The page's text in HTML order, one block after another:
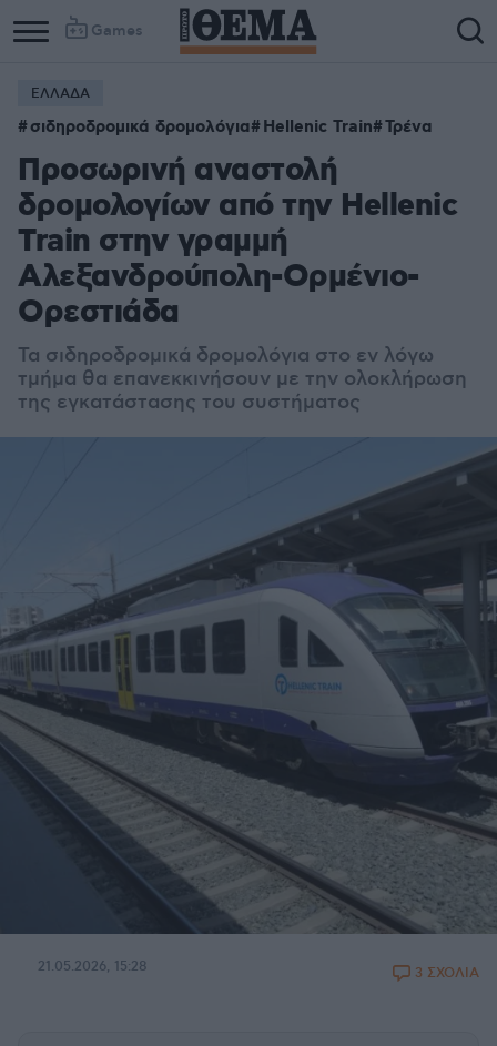
Games
ΕΛΛΑΔΑ
σιδηροδρομικά δρομολόγια Hellenic Train Τρένα
Προσωρινή αναστολή
δρομολογίων από την Hellenic
Train στην γραμμή
Αλεξανδρούπολη-Ορμένιο-
Ορεστιάδα
Τα σιδηροδρομικά δρομολόγια στο εν λόγω
τμήμα θα επανεκκινήσουν με την ολοκλήρωση
της εγκατάστασης του συστήματος
21.05.2026, 15:28 3 ΣΧΟΛΙΑ